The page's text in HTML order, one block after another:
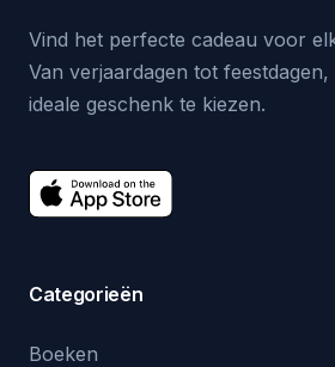
Vind het perfecte cadeau voor
Van verjaardagen tot
ideale geschenk te kiezen.
Categorieën
Boeken